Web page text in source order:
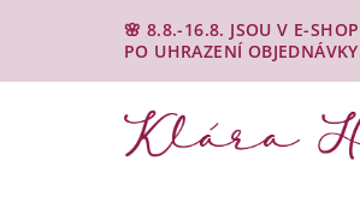
🌸 8.8.-16.8. JSOU V E-
PO UHRAZENÍ